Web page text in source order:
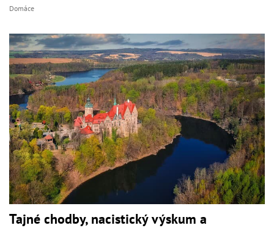
Domáce
Tajné chodby, nacistický výskum a